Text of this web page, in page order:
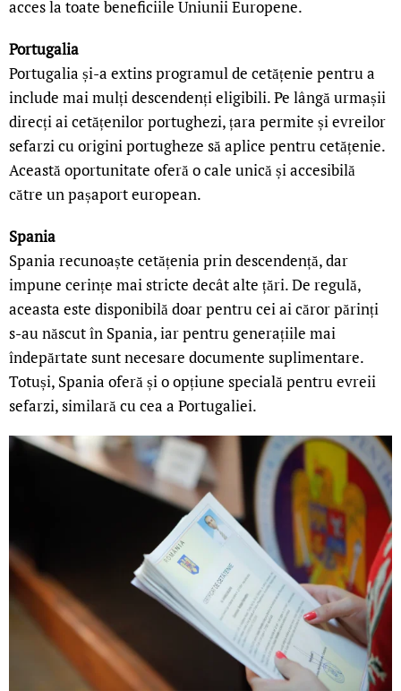
acces la toate beneficiile Uniunii Europene.
Portugalia
Portugalia și-a extins programul de cetățenie pentru a
include mai mulți descendenți eligibili. Pe lângă urmașii
direcți ai cetățenilor portughezi, țara permite și evreilor
sefarzi cu origini portugheze să aplice pentru cetățenie.
Această oportunitate oferă o cale unică și accesibilă
către un pașaport european.
Spania
Spania recunoaște cetățenia prin descendență, dar
impune cerințe mai stricte decât alte țări. De regulă,
aceasta este disponibilă doar pentru cei ai căror părinți
s-au născut în Spania, iar pentru generațiile mai
îndepărtate sunt necesare documente suplimentare.
Totuși, Spania oferă și o opțiune specială pentru evreii
sefarzi, similară cu cea a Portugaliei.